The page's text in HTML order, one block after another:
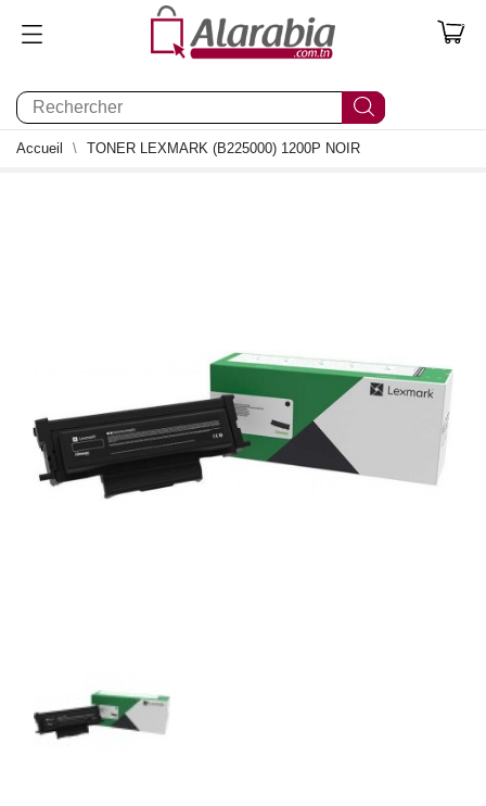
0
Accueil TONER LEXMARK (B225000) 1200P NOIR